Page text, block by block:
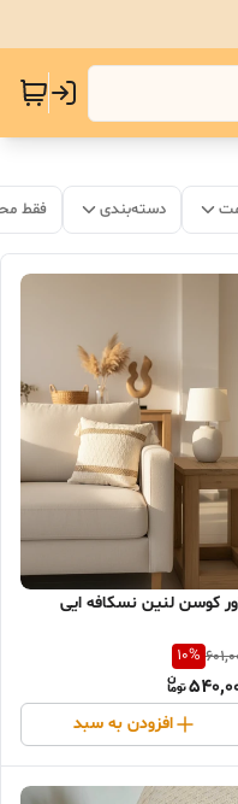
دسته‌بندی فقط
کوسن لنین نسکافه ایی
10%
افزودن به سبد